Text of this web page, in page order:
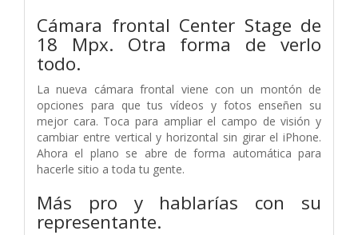
Cámara frontal Center Stage de
18 Mpx. Otra forma de verlo
todo.
La nueva cámara frontal viene con un montón de
opciones para que tus vídeos y fotos enseñen su
mejor cara. Toca para ampliar el campo de visión y
cambiar entre vertical y horizontal sin girar el iPhone.
Ahora el plano se abre de forma automática para
hacerle sitio a toda tu gente.
Más pro y hablarías con su
representante.